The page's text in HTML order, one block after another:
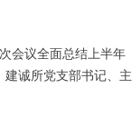
会议全面总结上半年
诚所党支部书记、主